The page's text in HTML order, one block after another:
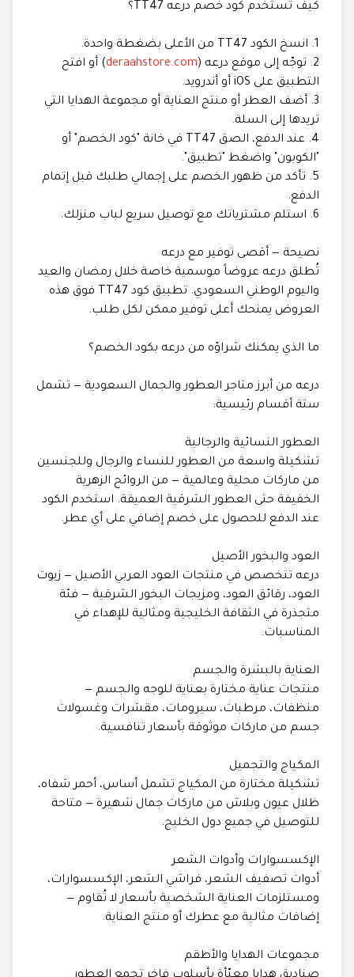
كيف تستخدم كود خصم درعه TT47؟
1. انسخ الكود TT47 من الأعلى بضغطة واحدة.
2. توجّه إلى موقع درعه (
deraahstore.com) أو افتح
التطبيق على iOS أو أندرويد.
3. أضف العطر أو منتج العناية أو مجموعة الهدايا التي
تريدها إلى السلة.
4. عند الدفع، الصق TT47 في خانة "كود الخصم" أو
"الكوبون" واضغط "تطبيق".
5. تأكد من ظهور الخصم على إجمالي طلبك قبل إتمام
الدفع.
6. استلم مشترياتك مع توصيل سريع لباب منزلك.
نصيحة — أقصى توفير مع درعه
تُطلق درعه عروضاً موسمية خاصة خلال رمضان والعيد
واليوم الوطني السعودي. تطبيق كود TT47 فوق هذه
العروض يمنحك أعلى توفير ممكن لكل طلب.
ما الذي يمكنك شراؤه من درعه بكود الخصم؟
درعه من أبرز متاجر العطور والجمال السعودية — تشمل
ستة أقسام رئيسية:
العطور النسائية والرجالية
تشكيلة واسعة من العطور للنساء والرجال وللجنسين
من ماركات محلية وعالمية — من الروائح الزهرية
الخفيفة حتى العطور الشرقية العميقة. استخدم الكود
عند الدفع للحصول على خصم إضافي على أي عطر.
العود والبخور الأصيل
درعه تتخصص في منتجات العود العربي الأصيل — زيوت
العود، رقائق العود، ومزيجات البخور الشرقية — فئة
متجذرة في الثقافة الخليجية ومثالية للإهداء في
المناسبات.
العناية بالبشرة والجسم
منتجات عناية مختارة بعناية للوجه والجسم —
منظفات، مرطبات، سيرومات، مقشرات وغسولات
جسم من ماركات موثوقة بأسعار تنافسية.
المكياج والتجميل
تشكيلة مختارة من المكياج تشمل أساس، أحمر شفاه،
ظلال عيون وبلاش من ماركات جمال شهيرة — متاحة
للتوصيل في جميع دول الخليج.
الإكسسوارات وأدوات الشعر
أدوات تصفيف الشعر، فراشي الشعر، الإكسسوارات،
ومستلزمات العناية الشخصية بأسعار لا تُقاوم —
إضافات مثالية مع عطرك أو منتج العناية.
مجموعات الهدايا والأطقم